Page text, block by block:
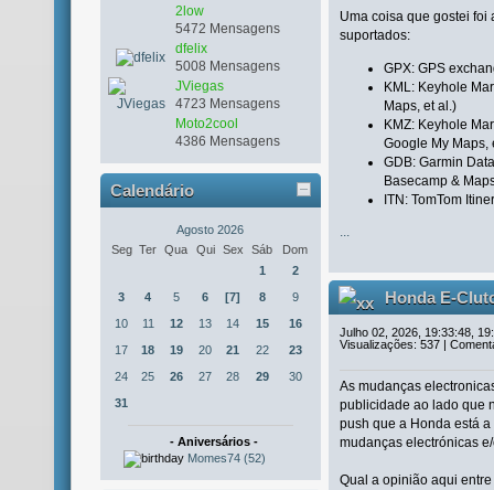
2low
5472 Mensagens
dfelix
5008 Mensagens
JViegas
4723 Mensagens
Moto2cool
4386 Mensagens
Calendário
Agosto 2026
Seg Ter Qua Qui Sex Sáb
Dom
1
2
3
4 5 6 [7] 8
9
10
11 12 13 14 15
16
17
18 19 20 21 22
23
24
25 26 27 28 29
30
31
- Aniversários -
Momes74 (52)
Uma coisa que gostei foi
suportados:
GPX: GPS
KML: Keyhole
Maps, et al.)
KMZ: Keyhole
Google My Maps,
GDB: Garmin
Basecamp &
ITN: TomTom
...
Honda E-
Julho 02, 2026, 19:33:48,
Visualizações: 537 |
As mudanças
publicidade ao lado que
push que a Honda está
mudanças electrónicas
Qual a opinião aqui